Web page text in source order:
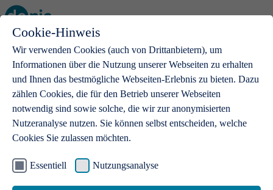
Cookie-Hinweis
Wir verwenden Cookies (auch von Drittanbietern), um
Informationen über die Nutzung unserer Webseiten zu erhalten
und Ihnen das bestmögliche Webseiten-Erlebnis zu bieten. Dazu
zählen Cookies, die für den Betrieb unserer Webseiten
notwendig sind sowie solche, die wir zur anonymisierten
Nutzeranalyse nutzen. Sie können selbst entscheiden, welche
Cookies Sie zulassen möchten.
Essentiell Nutzungsanalyse
Open main menu
.de-Domains
Mit einer .de-Domain erhalten Ideen eine Bühne